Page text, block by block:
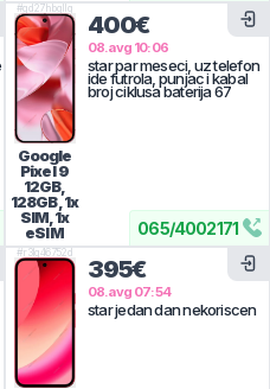
065/4002171
#gd27hbgllq
Google
Pixel 9
12GB,
128GB, 1x
SIM, 1x
eSIM
400€
08.avg 10:06
star par meseci, uz telefon
ide futrola, punjac i kabal
broj ciklusa baterija 67
#r3lg46752d
395€
08.avg 07:54
star jedan dan nekoriscen